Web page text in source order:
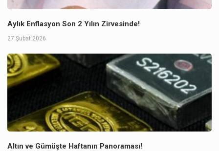
Aylık Enflasyon Son 2 Yılın Zirvesinde!
27 Şubat 2026
Altın ve Gümüşte Haftanın Panoraması!